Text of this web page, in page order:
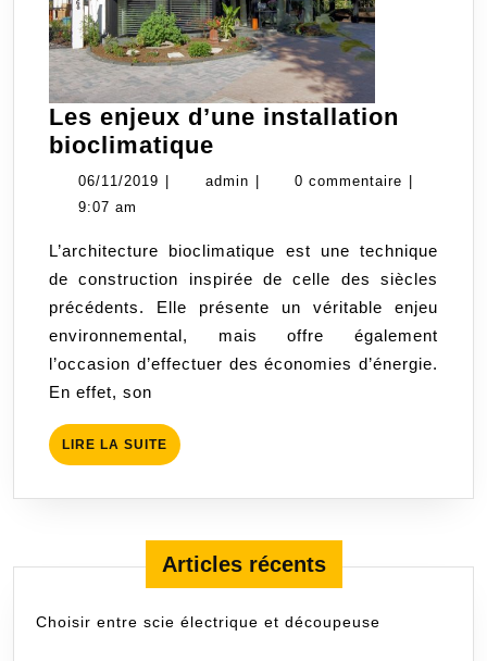
Les enjeux d’une installation
bioclimatique
enjeux
bioclimatique
06/11/2019 06/11/2019
admin admin0 commentaire
9:07 am
L’architecture bioclimatique est une technique
de construction inspirée de celle des siècles
précédents. Elle présente un véritable enjeu
environnemental, mais offre également
l’occasion d’effectuer des économies d’énergie.
En effet, son
LIRE LA SUITE LIRE
LA
Articles récents
Choisir entre scie électrique et découpeuse